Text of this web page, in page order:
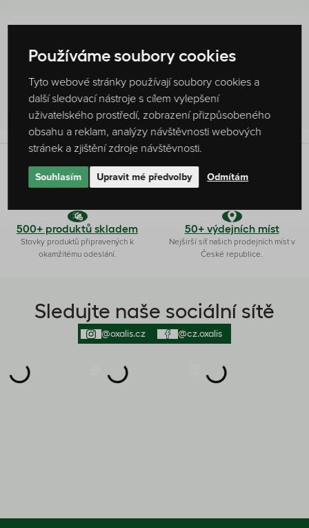
Hodnocení produktu
0 %Žádné hodnocení
Originální receptura
Produkty připravujeme dle vlastních
Ryze česká firma
Čaj a kávu pro vás připravujeme ve
500+ produktů skladem
Stovky produktů připravených k
okamžitému odeslání.
50+ výdejních míst
Nejširší síť našich prodejních míst v
České republice.
Sledujte naše sociální sítě
@oxalis.cz @cz.oxalis
Používáme soubory cookies
Tyto webové stránky používají soubory cookies a
další sledovací nástroje s cílem vylepšení
uživatelského prostředí, zobrazení přizpůsobeného
obsahu a reklam, analýzy návštěvnosti webových
stránek a zjištění zdroje návštěvnosti.
Souhlasím Upravit mé předvolby Odmítám